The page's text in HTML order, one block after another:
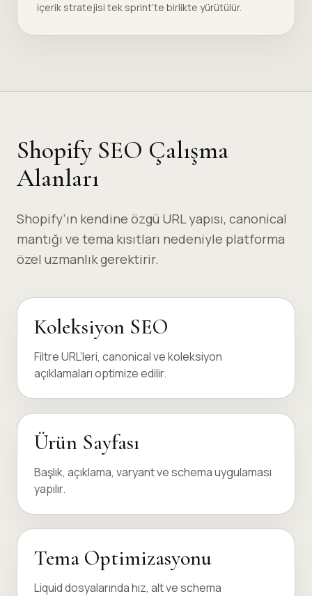
içerik stratejisi tek sprint’te birlikte yürütülür.
Shopify SEO Çalışma
Alanları
Shopify’ın kendine özgü URL yapısı, canonical
mantığı ve tema kısıtları nedeniyle platforma
özel uzmanlık gerektirir.
Koleksiyon SEO
Filtre URL’leri, canonical ve koleksiyon
açıklamaları optimize edilir.
Ürün Sayfası
Başlık, açıklama, varyant ve schema uygulaması
yapılır.
Tema Optimizasyonu
Liquid dosyalarında hız, alt ve schema